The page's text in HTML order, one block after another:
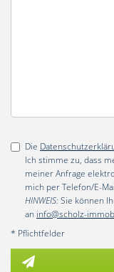
Die
Ich stimme zu, dass
meiner Anfrage
mich per Telefon/E-
HINWEIS:Sie können
an info@scholz-
* Pflichtfelder